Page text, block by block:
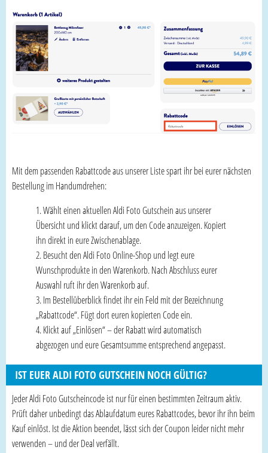
Mit dem passenden Rabattcode aus unserer Liste spart ihr bei eurer nächsten
Bestellung im Handumdrehen:
Wählt einen aktuellen Aldi Foto Gutschein aus unserer
Übersicht und klickt darauf, um den Code anzuzeigen. Kopiert
ihn direkt in eure Zwischenablage.
Besucht den Aldi Foto Online-Shop und legt eure
Wunschprodukte in den Warenkorb. Nach Abschluss eurer
Auswahl ruft ihr den Warenkorb auf.
Im Bestellüberblick findet ihr ein Feld mit der Bezeichnung
„Rabattcode“. Fügt dort euren kopierten Code ein.
Klickt auf „Einlösen“ – der Rabatt wird automatisch
abgezogen und eure Gesamtsumme entsprechend angepasst.
IST EUER ALDI FOTO GUTSCHEIN NOCH GÜLTIG?
Jeder Aldi Foto Gutscheincode ist nur für einen bestimmten Zeitraum aktiv.
Prüft daher unbedingt das Ablaufdatum eures Rabattcodes, bevor ihr ihn beim
Kauf einlöst. Ist die Aktion beendet, lässt sich der Coupon leider nicht mehr
verwenden – und der Deal verfällt.